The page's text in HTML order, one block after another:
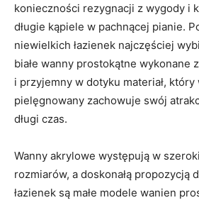
konieczności rezygnacji z wygody i
długie kąpiele w pachnącej pianie.
niewielkich łazienek najczęściej
białe wanny prostokątne wykonane
i przyjemny w dotyku materiał, który
pielęgnowany zachowuje swój
długi czas.
Wanny akrylowe występują w
rozmiarów, a doskonałą propozycją
łazienek są małe modele wanien